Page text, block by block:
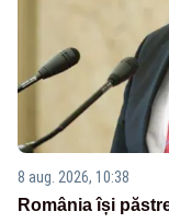
8 aug. 2026, 10:38
România își